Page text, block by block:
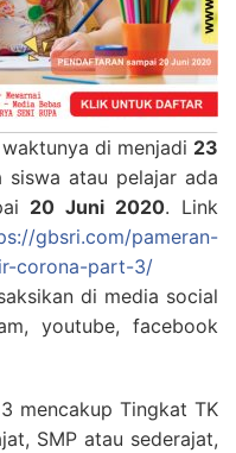
di menjadi 23
siswa atau pelajar ada
20 Juni 2020. Link
gbsri.com/pameran-
corona-part-3/
di media social
youtube, facebook
mencakup Tingkat TK
SMP atau sederajat,